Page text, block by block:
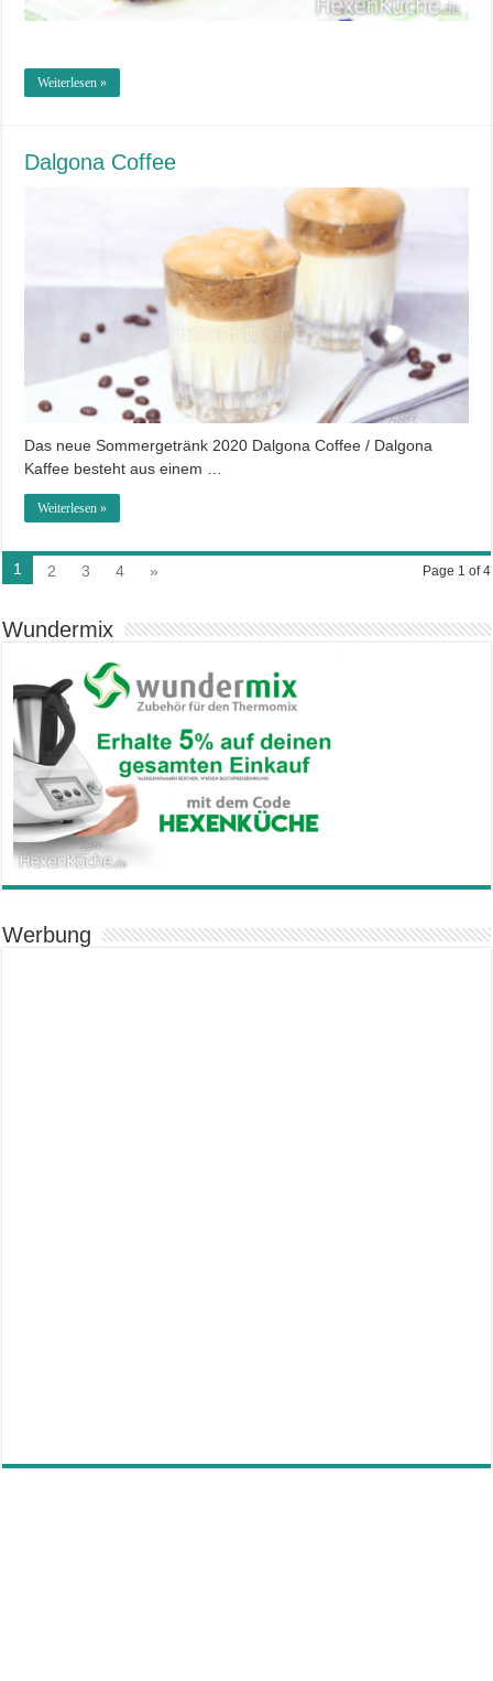
Weiterlesen »
Dalgona Coffee
Das neue Sommergetränk 2020 Dalgona Coffee / Dalgona
Kaffee besteht aus einem …
Weiterlesen »
Page 1 of 4
1 2 3 4 »
Wundermix
Werbung